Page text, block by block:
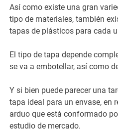
Así como existe una gran
tipo de materiales, también
tapas de plásticos para cada
El tipo de tapa depende
se va a embotellar, así como
Y si bien puede parecer una
tapa ideal para un envase, en
arduo que está conformado
estudio de mercado.